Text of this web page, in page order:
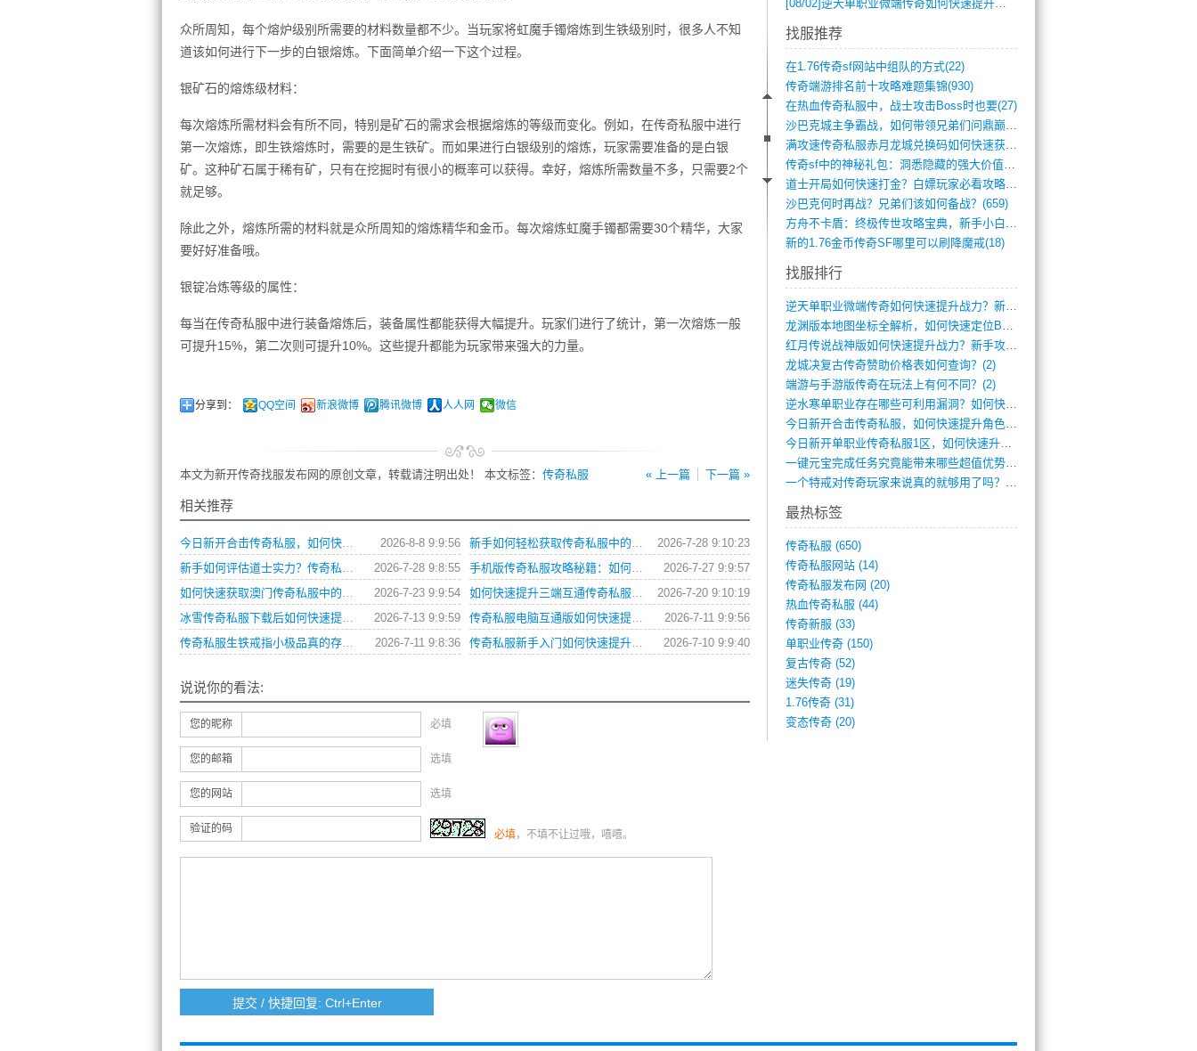
众所周知，每个熔炉级别所需要的材料数量都不少。当玩家将虹魔手镯熔炼到生铁级别时，很多人不知
道该如何进行下一步的白银熔炼。下面简单介绍一下这个过程。
银矿石的熔炼级材料：
每次熔炼所需材料会有所不同，特别是矿石的需求会根据熔炼的等级而变化。例如，在传奇私服中进行
第一次熔炼，即生铁熔炼时，需要的是生铁矿。而如果进行白银级别的熔炼，玩家需要准备的是白银
矿。这种矿石属于稀有矿，只有在挖掘时有很小的概率可以获得。幸好，熔炼所需数量不多，只需要2个
就足够。
除此之外，熔炼所需的材料就是众所周知的熔炼精华和金币。每次熔炼虹魔手镯都需要30个精华，大家
要好好准备哦。
银锭冶炼等级的属性：
每当在传奇私服中进行装备熔炼后，装备属性都能获得大幅提升。玩家们进行了统计，第一次熔炼一般
可提升15%，第二次则可提升10%。这些提升都能为玩家带来强大的力量。
分享到： QQ空间 新浪微博 腾讯微博 人人网 微信
« 上一篇 下一篇 »
本文为新开传奇找服发布网的原创文章，转载请注明出处！ 本文标签： 传奇私服
相关推荐
2026-8-8 9:9:56
今日新开合击传奇私服，如何快速提升角色战力？ 2026-7-28 9:10:23
新手如何轻松获取传奇私服中的各类游戏礼包？
2026-7-28 9:8:55
新手如何评估道士实力？传奇私服玩家操作习惯全解析 2026-7-27 9:9:57
手机版传奇私服攻略秘籍：如何快速提升战力？
2026-7-23 9:9:54
如何快速获取澳门传奇私服中的顶级装备？ 2026-7-20 9:10:19
如何快速提升三端互通传奇私服角色战斗力？
2026-7-13 9:9:59
冰雪传奇私服下载后如何快速提升角色等级？ 2026-7-11 9:9:56
传奇私服电脑互通版如何快速提升角色等级？
2026-7-11 9:8:36
传奇私服生铁戒指小极品真的存在吗？如何获取？ 2026-7-10 9:9:40
传奇私服新手入门如何快速提升战力？
说说你的看法:
您的昵称 必填
您的邮箱 选填
您的网站 选填
验证的码 必填，不填不让过哦，嘻嘻。
[08/02]逆天单职业微端传奇如何快速提升战力？新手必看攻略
找服推荐
在1.76传奇sf网站中组队的方式(22)
传奇端游排名前十攻略难题集锦(930)
在热血传奇私服中，战士攻击Boss时也要(27)
沙巴克城主争霸战，如何带领兄弟们问鼎巅峰(565)
满攻速传奇私服赤月龙城兑换码如何快速获取(676)
传奇sf中的神秘礼包：洞悉隐藏的强大价值(427)
道士开局如何快速打金？白嫖玩家必看攻略(5)
沙巴克何时再战？兄弟们该如何备战？(659)
方舟不卡盾：终极传世攻略宝典，新手小白逆(495)
新的1.76金币传奇SF哪里可以刷降魔戒(18)
找服排行
逆天单职业微端传奇如何快速提升战力？新手(4)
龙渊版本地图坐标全解析，如何快速定位BO(3)
红月传说战神版如何快速提升战力？新手攻略(3)
龙城决复古传奇赞助价格表如何查询？(2)
端游与手游版传奇在玩法上有何不同？(2)
逆水寒单职业存在哪些可利用漏洞？如何快速(1)
今日新开合击传奇私服，如何快速提升角色战(0)
今日新开单职业传奇私服1区，如何快速升级(0)
一键元宝完成任务究竟能带来哪些超值优势？(0)
一个特戒对传奇玩家来说真的就够用了吗？(0)
最热标签
传奇私服 (650)
传奇私服网站 (14)
传奇私服发布网 (20)
热血传奇私服 (44)
传奇新服 (33)
单职业传奇 (150)
复古传奇 (52)
迷失传奇 (19)
1.76传奇 (31)
变态传奇 (20)